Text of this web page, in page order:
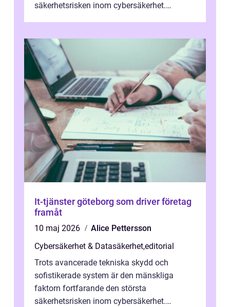
säkerhetsrisken inom cybersäkerhet.
It-tjänster göteborg som driver företag
framåt
10 maj 2026
Alice Pettersson
Cybersäkerhet & Datasäkerhet,editorial
Trots avancerade tekniska skydd och
sofistikerade system är den mänskliga
faktorn fortfarande den största
säkerhetsrisken inom cybersäkerhet.